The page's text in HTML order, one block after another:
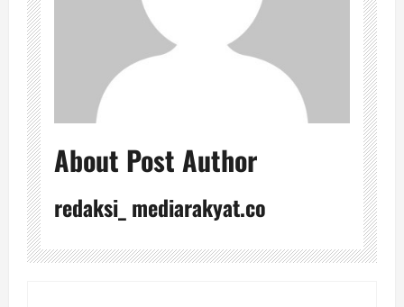
About Post Author
redaksi_ mediarakyat.co